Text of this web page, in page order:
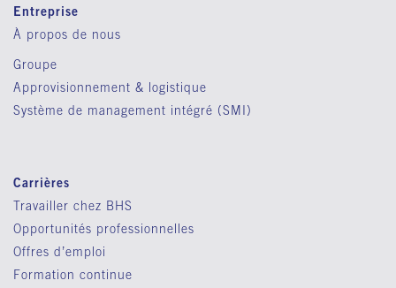
Entreprise
À propos de nous
Groupe
Approvisionnement & logistique
Système de management intégré (SMI)
Carrières
Travailler chez BHS
Opportunités professionnelles
Offres d’emploi
Formation continue